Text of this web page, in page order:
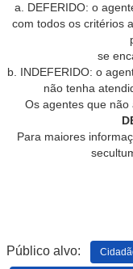
a. DEFERIDO: o
com todos os critérios
se
b. INDEFERIDO: o
não tenha
Os agentes que
Para maiores
Público alvo: